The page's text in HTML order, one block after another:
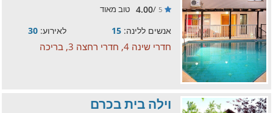
5
/
4.00 טוב מאוד
אנשים ללינה: 15 לאירוע: 30
חדרי שינה 4, חדרי רחצה 3, בריכה
וילה בית בכרם